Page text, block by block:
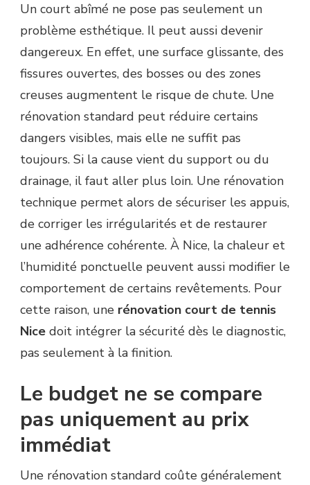
Un court abîmé ne pose pas seulement un
problème esthétique. Il peut aussi devenir
dangereux. En effet, une surface glissante, des
fissures ouvertes, des bosses ou des zones
creuses augmentent le risque de chute. Une
rénovation standard peut réduire certains
dangers visibles, mais elle ne suffit pas
toujours. Si la cause vient du support ou du
drainage, il faut aller plus loin. Une rénovation
technique permet alors de sécuriser les appuis,
de corriger les irrégularités et de restaurer
une adhérence cohérente. À Nice, la chaleur et
l’humidité ponctuelle peuvent aussi modifier le
comportement de certains revêtements. Pour
cette raison, une rénovation court de tennis
Nice doit intégrer la sécurité dès le diagnostic,
pas seulement à la finition.
Le budget ne se compare
pas uniquement au prix
immédiat
Une rénovation standard coûte généralement